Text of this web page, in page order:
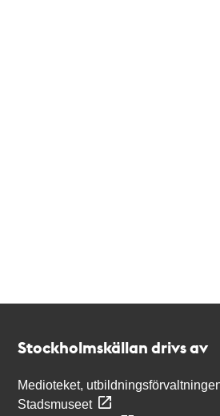
Stockholmskällan drivs av
Medioteket,
Stadsmuseet